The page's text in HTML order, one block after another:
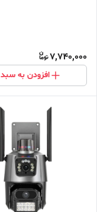
7,740,000
افزودن به سبد